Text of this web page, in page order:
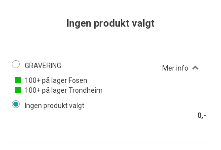
Ingen produkt valgt
GRAVERING
Mer info
100+på lager Fosen
100+på lagerTrondheim
Ingen produkt valgt
0,-